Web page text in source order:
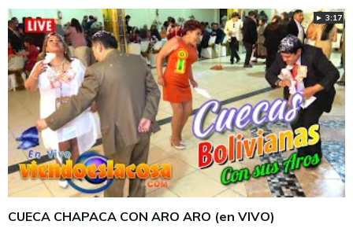
► 3:17
CUECA CHAPACA CON ARO ARO (en VIVO)